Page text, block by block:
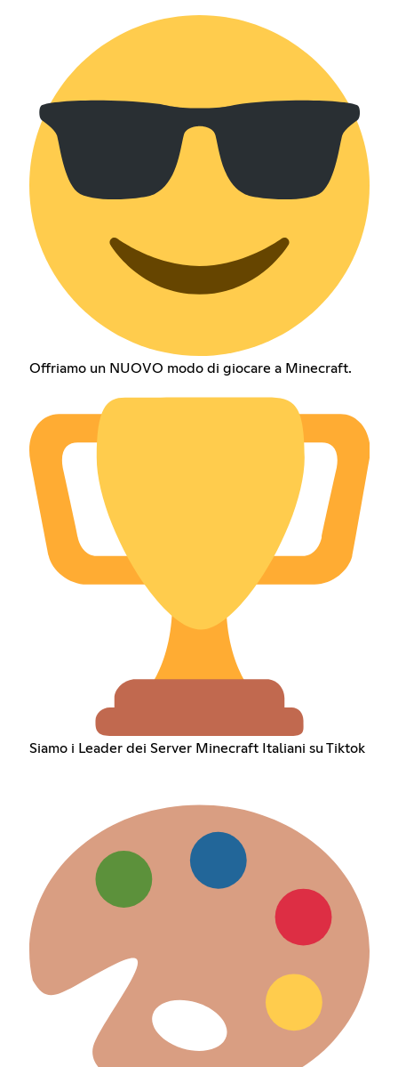
Offriamo un NUOVO modo di giocare a Minecraft.
Siamo i Leader dei Server Minecraft Italiani su Tiktok